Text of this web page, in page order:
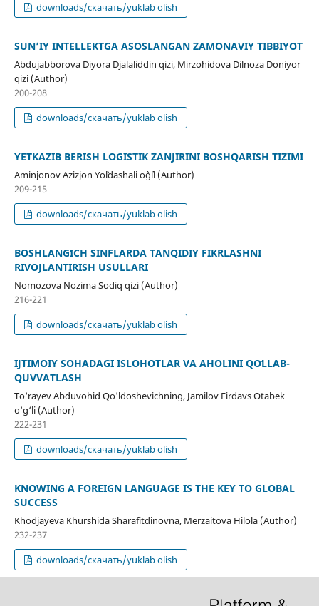
downloads/скачать/yuklab olish
SUN’IY INTELLEKTGA ASOSLANGAN ZAMONAVIY TIBBIYOT
Abdujabborova Diyora Djalaliddin qizi, Mirzohidova Dilnoza Doniyor
qizi (Author)
200-208
downloads/скачать/yuklab olish
YETKAZIB BERISH LOGISTIK ZANJIRINI BOSHQARISH TIZIMI
Aminjonov Azizjon Yo`ldashali o`g`li (Author)
209-215
downloads/скачать/yuklab olish
BOSHLANGʻICH SINFLARDA TANQIDIY FIKRLASHNI
RIVOJLANTIRISH USULLARI
Nomozova Nozima Sodiq qizi (Author)
216-221
downloads/скачать/yuklab olish
IJTIMOIY SOHADAGI ISLOHOTLAR VA AHOLINI QOʻLLAB-
QUVVATLASH
To‘rayev Abduvohid Qo'ldoshevichning, Jamilov Firdavs Otabek
o‘g‘li (Author)
222-231
downloads/скачать/yuklab olish
KNOWING A FOREIGN LANGUAGE IS THE KEY TO GLOBAL
SUCCESS
Khodjayeva Khurshida Sharafitdinovna, Merzaitova Hilola (Author)
232-237
downloads/скачать/yuklab olish